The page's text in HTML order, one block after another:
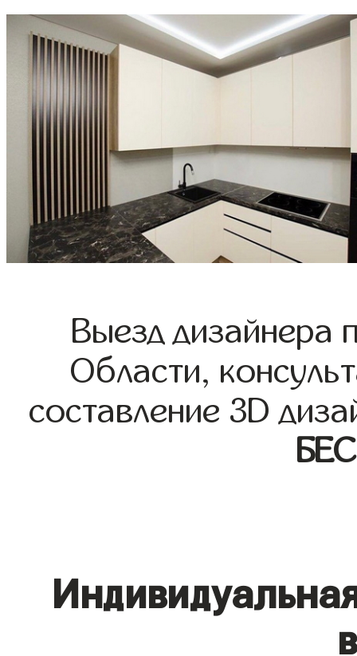
Выезд дизайнера
Области,
составление 3D